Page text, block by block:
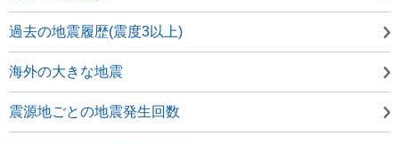
過去の地震履歴(震度3以上)
海外の大きな地震
震源地ごとの地震発生回数